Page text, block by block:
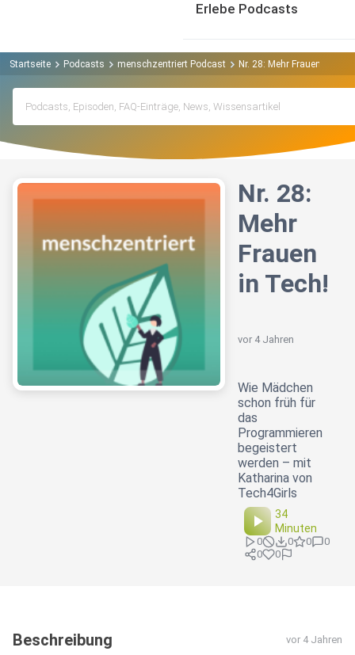
Erlebe Podcasts
Startseite Podcasts menschzentriert Podcast Nr. 28: Mehr Frauen in
Nr. 28:
Mehr
Frauen
in Tech!
vor 4 Jahren
Wie Mädchen
schon früh für
das
Programmieren
begeistert
werden – mit
Katharina von
Tech4Girls
34
Minuten
0 0 0
0
0
0
Beschreibung vor 4 Jahren